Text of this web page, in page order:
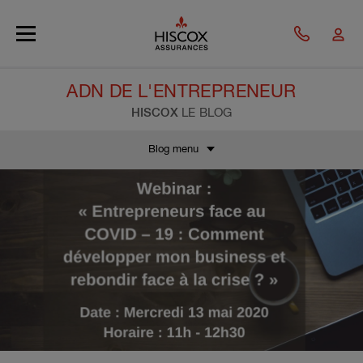
ADN DE L'ENTREPRENEUR
HISCOX LE BLOG
Blog menu